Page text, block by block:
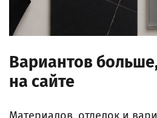
Вариантов
на сайте